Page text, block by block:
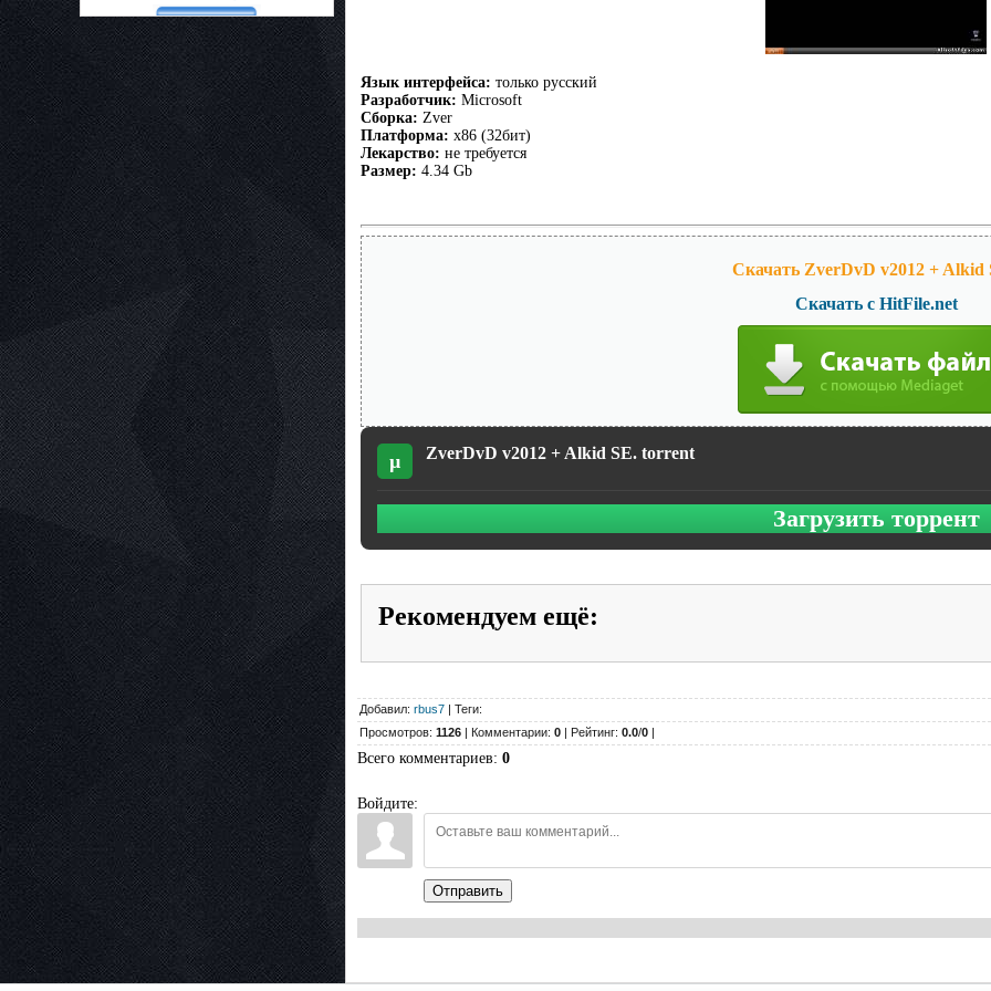
Язык интерфейса: только русский
Разработчик: Microsoft
Сборка: Zver
Платформа: х86 (32бит)
Лекарство: не требуется
Размер: 4.34 Gb
Скачать ZverDvD v2012 + Alkid
Скачать с HitFile.net
µ ZverDvD v2012 + Alkid SE. torrent
Загрузить торрент
Рекомендуем ещё:
Добавил: rbus7 | Теги:
Просмотров: 1126 | Комментарии: 0 | Рейтинг: 0.0/0 |
Всего комментариев: 0
Войдите:
Отправить